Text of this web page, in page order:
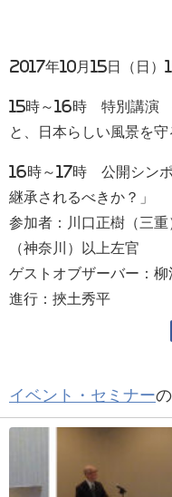
2017年10月15日（日）
15時～16時 特別講演
と、日本らしい風景を守
16時～17時 公開シンポ
継承されるべきか？」
参加者：川口正樹（三
（神奈川）以上左官
ゲストオブザーバー：
進行：挾土秀平
イベント・セミナー